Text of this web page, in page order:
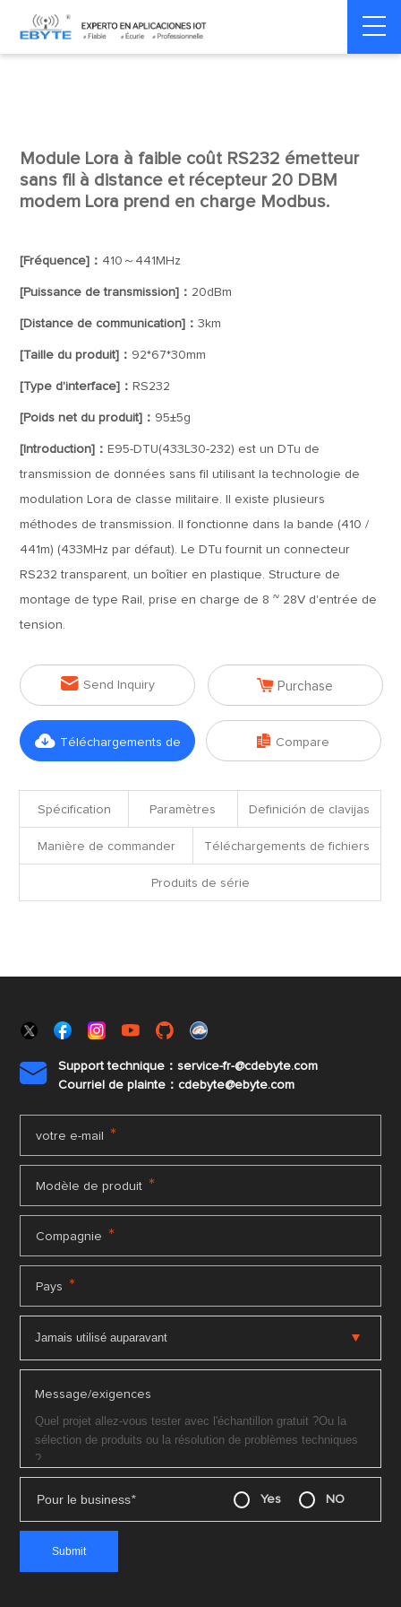
Home > Modem > Wireless modem LoRa wirelss modem
Module Lora à faible coût RS232 émetteur
sans fil à distance et récepteur 20 DBM
modem Lora prend en charge Modbus.
[Fréquence]： 410～441MHz
[Puissance de transmission]： 20dBm
[Distance de communication]：3km
[Taille du produit]： 92*67*30mm
[Type d'interface]： RS232
[Poids net du produit]： 95±5g
[Introduction]： E95-DTU(433L30-232) est un DTu de
transmission de données sans fil utilisant la technologie de
modulation Lora de classe militaire. Il existe plusieurs
méthodes de transmission. Il fonctionne dans la bande (410 /
441m) (433MHz par défaut). Le DTu fournit un connecteur
RS232 transparent, un boîtier en plastique. Structure de
montage de type Rail, prise en charge de 8 ~ 28V d'entrée de
tension.
 Send Inquiry  Purchase
 Téléchargements de  Compare
Spécification Paramètres Definición de clavijas
Manière de commander Téléchargements de fichiers
Produits de série

Support technique：service-fr-@cdebyte.com
Courriel de plainte：cdebyte@ebyte.com
votre e-mail *
Modèle de produit *
Compagnie *
Pays *
Message/exigences
Pour le business* Yes NO